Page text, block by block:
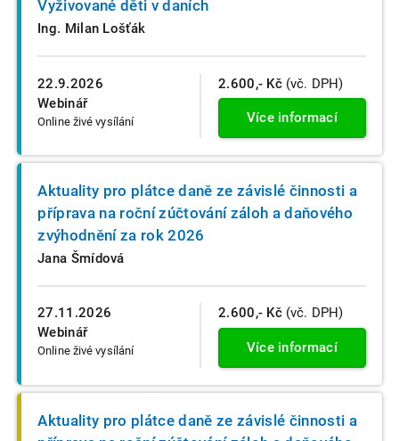
22.9.2026
Webinář
Online živé vysílání
Vyživované děti v daních
Ing. Milan Lošťák
2.600,- Kč (vč. DPH)
Více informací
27.11.2026
Webinář
Online živé vysílání
Aktuality pro plátce daně ze závislé činnosti a
příprava na roční zúčtování záloh a daňového
zvýhodnění za rok 2026
Jana Šmídová
2.600,- Kč (vč. DPH)
Více informací
Aktuality pro plátce daně ze závislé činnosti a